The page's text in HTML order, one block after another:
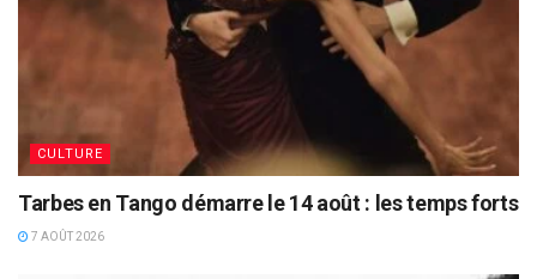
CULTURE
Tarbes en Tango démarre le 14 août : les temps forts
7 AOÛT 2026